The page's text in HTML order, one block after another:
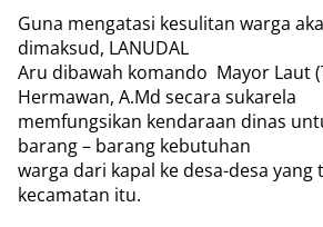
Guna mengatasi kesulitan warga
dimaksud, LANUDAL
Aru dibawah komando Mayor Laut
Hermawan, A.Md secara sukarela
memfungsikan kendaraan dinas
barang – barang kebutuhan
warga dari kapal ke desa-desa yang
kecamatan itu.